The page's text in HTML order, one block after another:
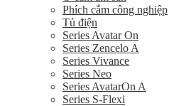
Phích cắm công nghiệp
Tủ điện
Series Avatar On
Series Zencelo A
Series Vivance
Series Neo
Series AvatarOn A
Series S-Flexi